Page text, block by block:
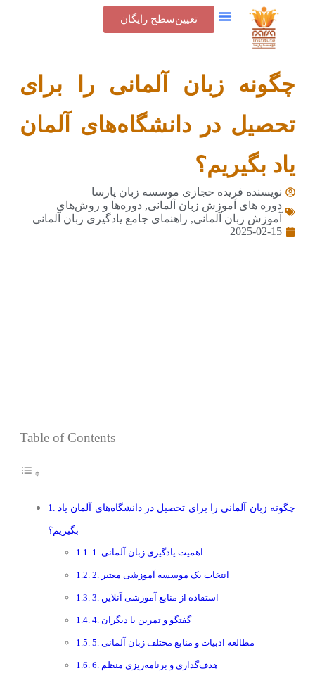
تعیین‌سطح رایگان
چگونه زبان آلمانی را برای
تحصیل در دانشگاه‌های آلمان
یاد بگیریم؟
نویسنده فریده حجازی موسسه زبان پارسا
دوره های آموزش زبان آلمانی, دوره‌ها و روش‌های
آموزش زبان آلمانی, راهنمای جامع یادگیری زبان آلمانی
2025-02-15
Table of Contents
چگونه زبان آلمانی را برای تحصیل در دانشگاه‌های آلمان یاد
بگیریم؟
1. اهمیت یادگیری زبان آلمانی
2. انتخاب یک موسسه آموزشی معتبر
3. استفاده از منابع آموزشی آنلاین
4. گفتگو و تمرین با دیگران
5. مطالعه ادبیات و منابع مختلف زبان آلمانی
6. هدف‌گذاری و برنامه‌ریزی منظم